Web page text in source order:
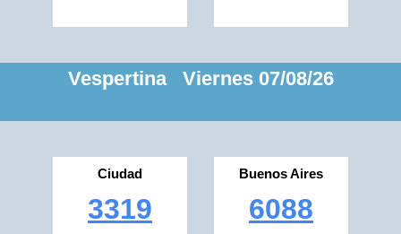
Vespertina Viernes 07/08/26
Ciudad
3319
Buenos Aires
6088